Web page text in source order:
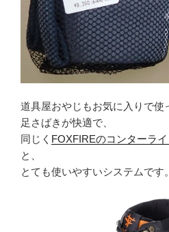
道具屋おやじもお気に入りで使
足さばきが快適で、
同じく FOXFIREのコンターラ
と、
とても使いやすいシステムです。